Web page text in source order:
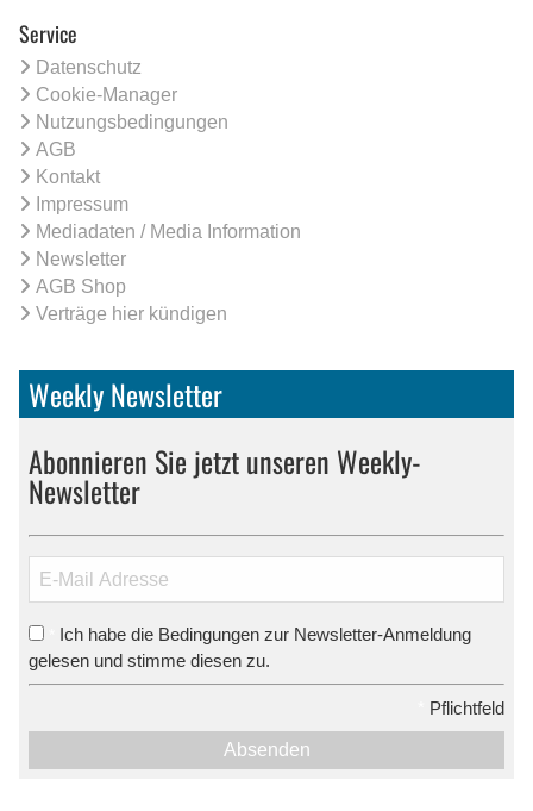
Service
Datenschutz
Cookie-Manager
Nutzungsbedingungen
AGB
Kontakt
Impressum
Mediadaten / Media Information
Newsletter
AGB Shop
Verträge hier kündigen
Weekly Newsletter
Abonnieren Sie jetzt unseren Weekly-
Newsletter
Ich habe die Bedingungen zur Newsletter-Anmeldung
gelesen und stimme diesen zu.
Pflichtfeld
Absenden